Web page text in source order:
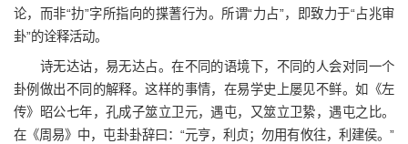
论，而非“扐”字所指向的揲蓍行为。所谓“力占”，即致力于“占兆审
卦”的诠释活动。
诗无达诂，易无达占。在不同的语境下，不同的人会对同一个
卦例做出不同的解释。这样的事情，在易学史上屡见不鲜。如《左
传》昭公七年，孔成子筮立卫元，遇屯，又筮立卫絷，遇屯之比。
在《周易》中，屯卦卦辞曰：“元亨，利贞；勿用有攸往，利建侯。”